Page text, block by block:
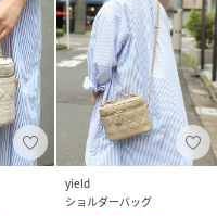
yield
ショルダーバッグ